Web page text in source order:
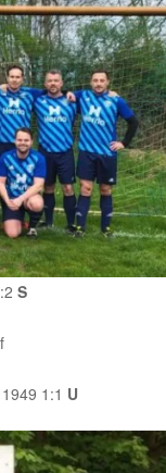
S
1:1 U